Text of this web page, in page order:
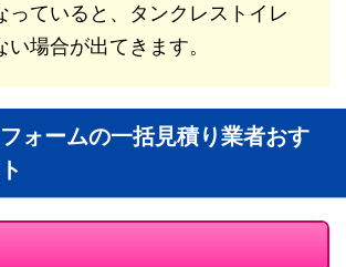
っていると、タンクレストイレ
い場合が出てきます。
フォームの一括見積り業者おす